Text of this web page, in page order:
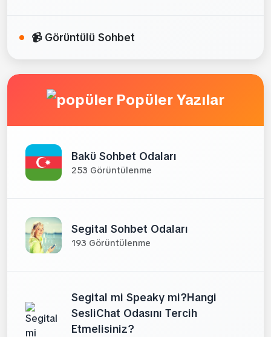
📹 Görüntülü Sohbet
Popüler Yazılar
Bakü Sohbet Odaları
253 Görüntülenme
Segital Sohbet Odaları
193 Görüntülenme
Segital mi Speaky mi?Hangi
SesliChat Odasını Tercih
Etmelisiniz?